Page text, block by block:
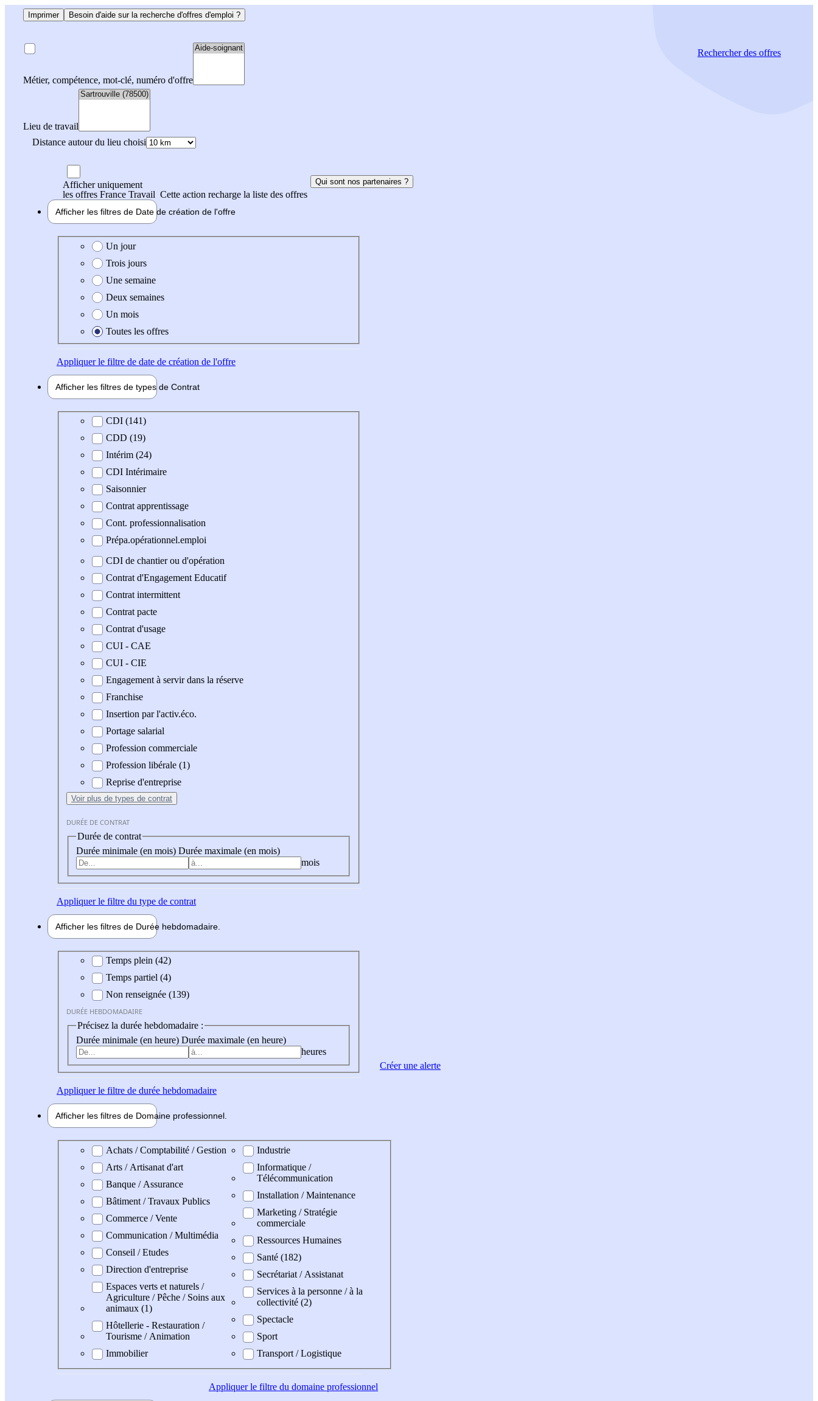
Imprimer Besoin d'aide sur la recherche d'offres d'emploi ?
Métier, compétence, mot-clé, numéro d'offre
Lieu de travail
Distance autour du lieu choisi
Rechercherdes offres
Afficher uniquement
les offres France Travail Cette action recharge la liste des offres
Qui sont nos partenaires ?
Afficher les filtres de Date de création de l'offre
Date de création de l'offre
Un jour
Trois jours
Une semaine
Deux semaines
Un mois
Toutes les offres
Appliquerle filtre de date de création de l'offre
Afficher les filtres de types de Contrat
Type de contratCDI (141)
CDD (19)
Intérim (24)
CDI Intérimaire
Saisonnier
Contrat apprentissage
Cont. professionnalisation
Prépa.opérationnel.emploi
CDI de chantier ou d'opération
Contrat d'Engagement Educatif
Contrat intermittent
Contrat pacte
Contrat d'usage
CUI - CAE
CUI - CIE
Engagement à servir dans la réserve
Franchise
Insertion par l'activ.éco.
Portage salarial
Profession commerciale
Profession libérale (1)
Reprise d'entreprise
Voir plus de types de contrat
DURÉE DE CONTRAT
Durée de contrat
Durée minimale (en mois) Durée maximale (en mois)
mois
Appliquerle filtre du type de contrat
Afficher les filtres de Durée hebdomadaire
Durée hebdomadaire
Temps plein (42)
Temps partiel (4)
Non renseignée (139)
DURÉE HEBDOMADAIRE
Précisez la durée hebdomadaire :
Durée minimale (en heure) Durée maximale (en heure)
heures
Appliquerle filtre de durée hebdomadaire
Afficher les filtres de Domaine professionnel
Domaine professionel
Achats / Comptabilité / Gestion
Arts / Artisanat d'art
Banque / Assurance
Bâtiment / Travaux Publics
Commerce / Vente
Communication / Multimédia
Conseil / Etudes
Direction d'entreprise
Espaces verts et naturels /
Agriculture / Pêche / Soins aux
animaux (1)
Hôtellerie - Restauration /
Tourisme / Animation
Immobilier
Industrie
Informatique /
Télécommunication
Installation / Maintenance
Marketing / Stratégie
commerciale
Ressources Humaines
Santé (182)
Secrétariat / Assistanat
Services à la personne / à la
collectivité (2)
Spectacle
Sport
Transport / Logistique
Appliquerle filtre du domaine professionnel
Créer une alerte